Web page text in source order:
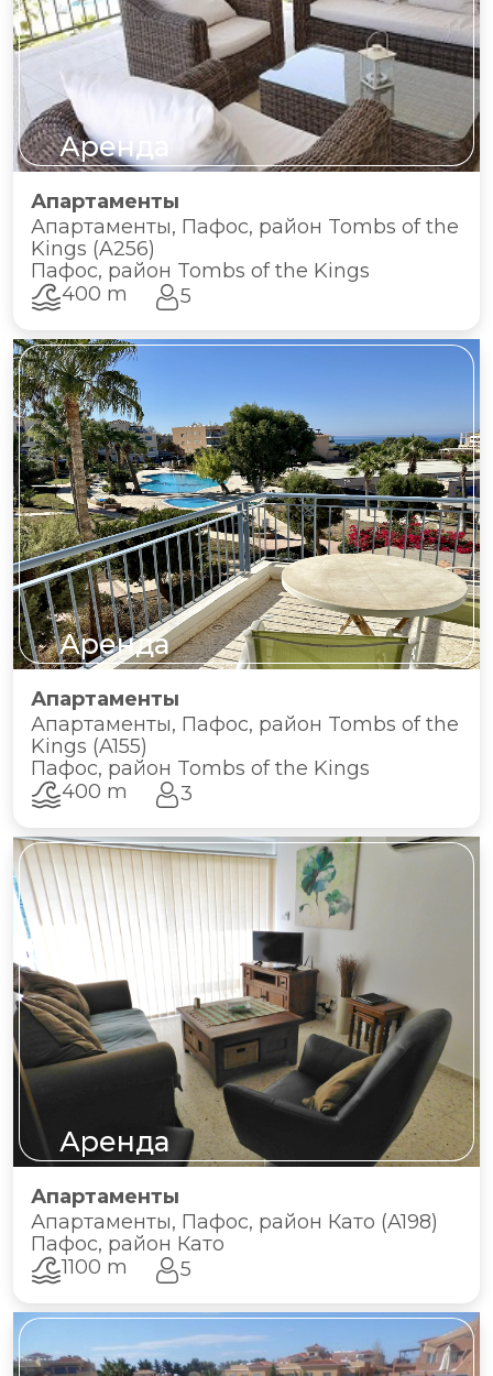
Аренда
Апартаменты
Апартаменты, Пафос, район Tombs of the
Kings (A256)
Пафос, район Tombs of the Kings
400 m
5
Аренда
Апартаменты
Апартаменты, Пафос, район Tombs of the
Kings (A155)
Пафос, район Tombs of the Kings
400 m
3
Аренда
Апартаменты
Апартаменты, Пафос, район Като (A198)
Пафос, район Като
1100 m
5